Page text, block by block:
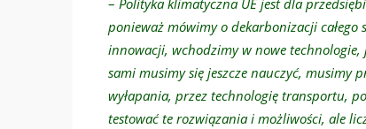
– Polityka klimatyczna UE jest dla
ponieważ mówimy o dekarbonizacji
innowacji, wchodzimy w nowe technologie,
sami musimy się jeszcze nauczyć, musimy
wyłapania, przez technologię transportu,
testować te rozwiązania i możliwości, ale